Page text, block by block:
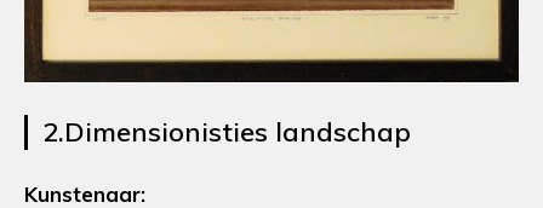
2.Dimensionisties landschap
Kunstenaar: